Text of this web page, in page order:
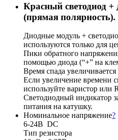
Красный светодиод
(прямая полярность).
Диодные модуль +
используются только для
Пики обратного
помощью диода (“+” на
Время спада
Если увеличение времени
используйте варистор или
Светодиодный индикатор
питания на катушку.
Номинальное напряжение?
6-24В DC
Тип резистора